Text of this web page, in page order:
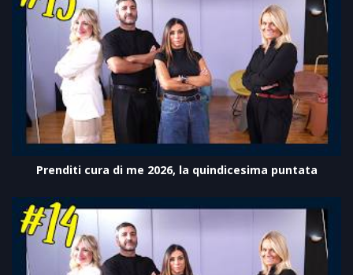
Prenditi cura di me 2026, la quindicesima puntata